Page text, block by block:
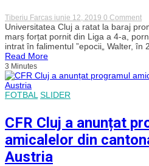
Tiberiu Farcas iunie 12, 2019 0 Commenton
un
an
în
la
Universitatea Cluj a ratat la baraj
marș forțat pornit din Liga a 4-a,
intrat în falimentul ”epocii„ Walter, în
Read More
3 Minutes
FOTBAL SLIDER
CFR Cluj a anunțat
amicalelor din
Austria